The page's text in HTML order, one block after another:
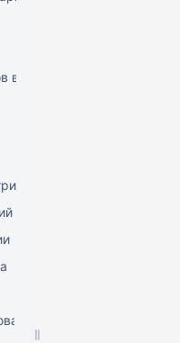
в один (Слияние товаров)
(форма)